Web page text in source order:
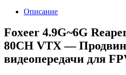
Описание
Foxeer 4.9G~6G
80CH VTX —
видеопередачи для